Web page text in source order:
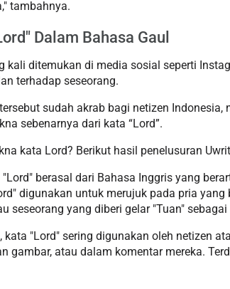
tambahnya.
Dalam Bahasa Gaul
kali ditemukan di media sosial seperti
terhadap seseorang.
sudah akrab bagi netizen
sebenarnya dari kata “Lord”.
kata Lord? Berikut hasil penelusuran
berasal dari Bahasa Inggris yang
digunakan untuk merujuk pada pria
seseorang yang diberi gelar "Tuan"
kata "Lord" sering digunakan oleh netizen
gambar, atau dalam komentar mereka.